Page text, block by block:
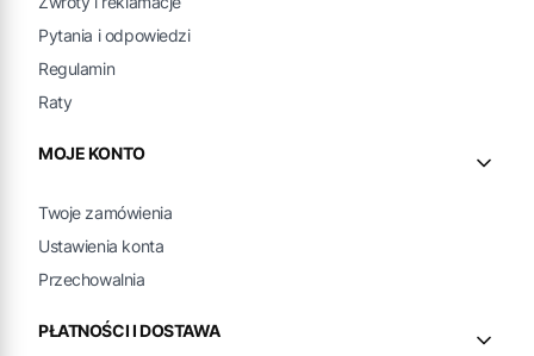
Pytania i odpowiedzi
Regulamin
Raty
MOJE KONTO
Twoje zamówienia
Ustawienia konta
Przechowalnia
PŁATNOŚCI I DOSTAWA